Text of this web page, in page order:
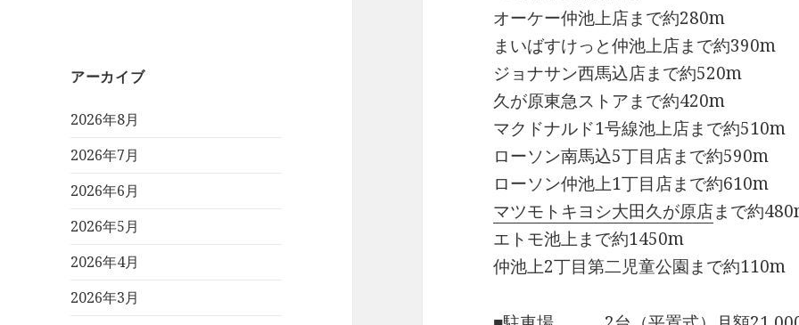
アーカイブ
2026年8月
2026年7月
2026年6月
2026年5月
2026年4月
2026年3月
オーケー仲池上店まで約280m
まいばすけっと仲池上店まで約390m
ジョナサン西馬込店まで約520m
久が原東急ストアまで約420m
マクドナルド1号線池上店まで約510m
ローソン南馬込5丁目店まで約590m
ローソン仲池上1丁目店まで約610m
マツモトキヨシ大田久が原店まで約
エトモ池上まで約1450m
仲池上2丁目第二児童公園まで約110m